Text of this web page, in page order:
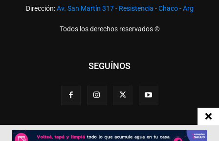
Dirección:Av. San Martín 317 - Resistencia - Chaco - Arg
Todos los derechos reservados ©
SEGUÍNOS